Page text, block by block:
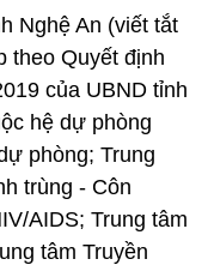
Nghệ An (viết tắt
theo Quyết định
của UBND tỉnh
hệ dự phòng
phòng; Trung
trùng - Côn
AIDS; Trung tâm
tâm Truyền